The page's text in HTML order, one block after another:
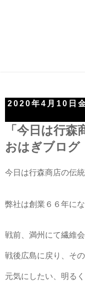
2020年4月10日
「今日は行
おはぎブログ
今日は行森商店の伝
弊社は創業６６年にな
戦前、満州にて繊維
戦後広島に戻り、そ
元気にしたい、明る